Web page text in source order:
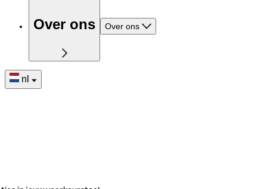
Over ons Over ons
nl